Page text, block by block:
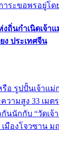
าระขอพรอยู่โด
ถิ่นกำเนิดเจ้าแ
ง ประเทศจีน
อ รูปปั้นเจ้าแม่
วามสูง 33 เม
กันนักกับ “วัดเ
มืองโจวซาน ม